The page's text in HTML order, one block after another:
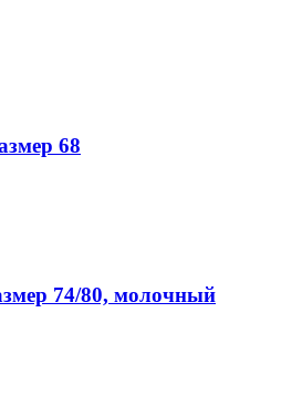
68
74/80, молочный